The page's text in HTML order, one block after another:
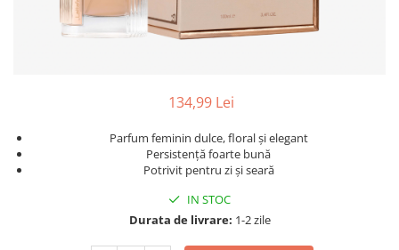
134,99 Lei
Parfum feminin dulce, floral și elegant
Persistență foarte bună
Potrivit pentru zi și seară
IN STOC
Durata de livrare: 1-2 zile